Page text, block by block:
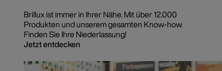
Brillux ist immer in Ihrer Nähe. Mit über 12.000
Produkten und unserem gesamten Know-how.
Finden Sie Ihre Niederlassung!
Jetzt entdecken